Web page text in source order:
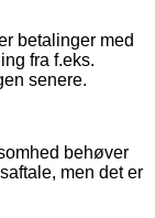
betalinger med
fra f.eks.
senere.
behøver
men det er